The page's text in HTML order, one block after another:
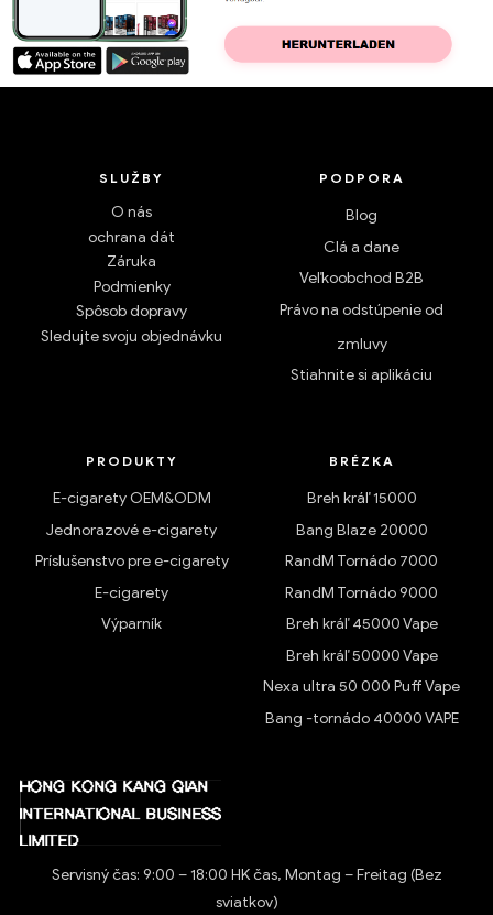
SLUŽBY
O nás
ochrana dát
Záruka
Podmienky
Spôsob dopravy
Sledujte svoju objednávku
PODPORA
Blog
Clá a dane
Veľkoobchod B2B
Právo na odstúpenie od
zmluvy
Stiahnite si aplikáciu
PRODUKTY
E-cigarety OEM&ODM
Jednorazové e-cigarety
Príslušenstvo pre e-cigarety
E-cigarety
Výparník
BRÉZKA
Breh kráľ 15000
Bang Blaze 20000
RandM Tornádo 7000
RandM Tornádo 9000
Breh kráľ 45000 Vape
Breh kráľ 50000 Vape
Nexa ultra 50 000 Puff Vape
Bang -tornádo 40000 VAPE
Servisný čas: 9:00 – 18:00 HK čas, Montag – Freitag (Bez
sviatkov)